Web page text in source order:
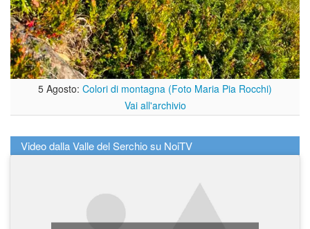
5 Agosto: Colori di montagna (Foto Maria Pia Rocchi)
Vai all'archivio
Video dalla Valle del Serchio su NoiTV